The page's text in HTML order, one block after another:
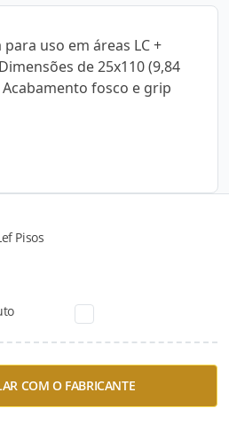
uso em áreas LC +
de 25x110 (9,84
fosco e grip
Pisos
COM O FABRICANTE
para Download